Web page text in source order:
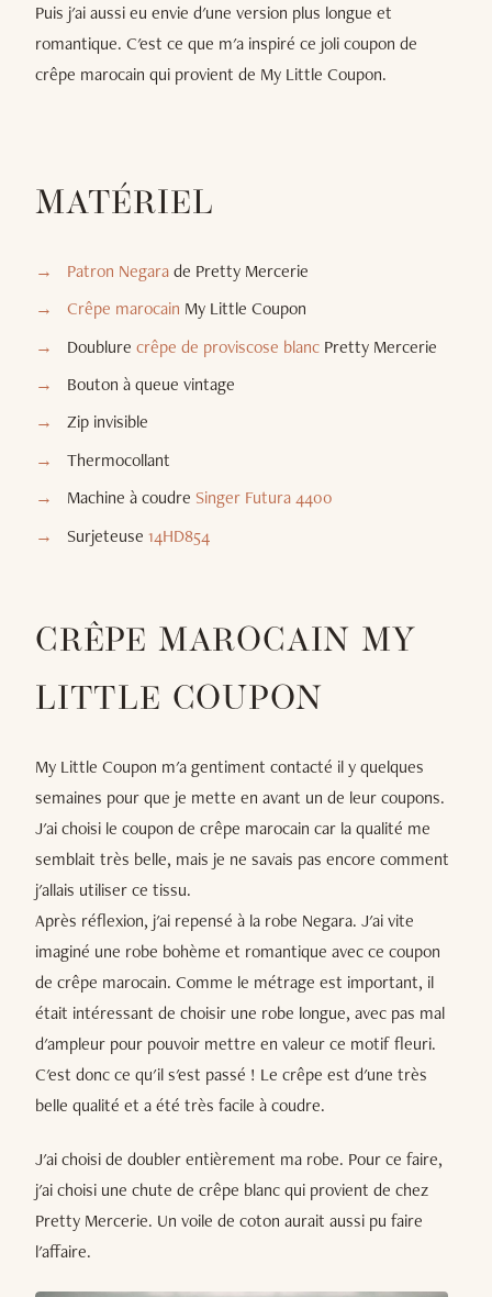
Puis j'ai aussi eu envie d'une version plus longue et
romantique. C'est ce que m'a inspiré ce joli coupon de
crêpe marocain qui provient de My Little Coupon.
MATÉRIEL
Patron Negarade Pretty Mercerie
Crêpe marocain My Little Coupon
Doublure crêpe de proviscose blancPretty Mercerie
Bouton à queue vintage
Zip invisible
Thermocollant
Machine à coudre Singer Futura 4400
Surjeteuse 14HD854
CRÊPE MAROCAIN MY
LITTLE COUPON
My Little Coupon m'a gentiment contacté il y quelques
semaines pour que je mette en avant un de leur coupons.
J'ai choisi le coupon de crêpe marocain car la qualité me
semblait très belle, mais je ne savais pas encore comment
j'allais utiliser ce tissu.
Après réflexion, j'ai repensé à la robe Negara. J'ai vite
imaginé une robe bohème et romantique avec ce coupon
de crêpe marocain. Comme le métrage est important, il
était intéressant de choisir une robe longue, avec pas mal
d'ampleur pour pouvoir mettre en valeur ce motif fleuri.
C'est donc ce qu'il s'est passé ! Le crêpe est d'une très
belle qualité et a été très facile à coudre.
J'ai choisi de doubler entièrement ma robe. Pour ce faire,
j'ai choisi une chute de crêpe blanc qui provient de chez
Pretty Mercerie. Un voile de coton aurait aussi pu faire
l'affaire.